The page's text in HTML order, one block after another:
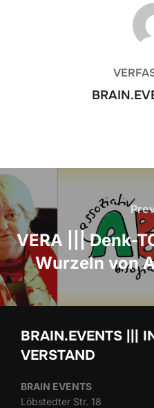
Beitrags-
Navigation
VERA ||| Denk-
Wurzeln von
BRAIN.EVENTS |||
VERSTAND
BRAIN EVENTS
Löbstedter Str. 18